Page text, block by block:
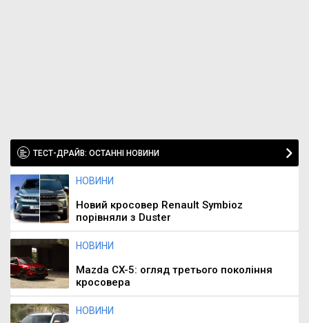
ТЕСТ-ДРАЙВ: ОСТАННІ НОВИНИ
НОВИНИ
Новий кросовер Renault Symbioz
порівняли з Duster
НОВИНИ
Mazda CX-5: огляд третього покоління
кросовера
НОВИНИ